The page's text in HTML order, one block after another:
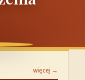
więcej →